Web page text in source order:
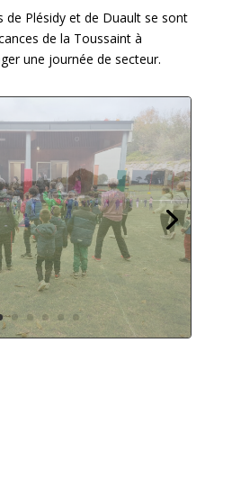
de Plésidy et de Duault se sont
de la Toussaint à
une journée de secteur.